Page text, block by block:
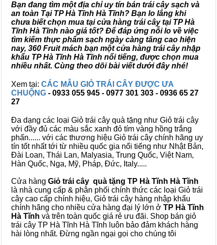
Bạn đang tìm một địa chỉ uy tín bán trái cây sạch và
an toàn Tại TP Hà Tĩnh Hà Tĩnh? Bạn lo lắng khi
chưa biết chọn mua tại cửa hàng trái cây tại TP Hà
Tĩnh Hà Tĩnh nào giá tốt? Để đáp ứng nỗi lo về việc
tìm kiếm thực phẩm sạch ngày càng tăng cao hiện
nay, 360 Fruit mách bạn một cửa hàng trái cây nhập
khẩu TP Hà Tĩnh Hà Tĩnh nổi tiếng, được chọn mua
nhiều nhất. Cùng theo dõi bài viết dưới đây nhé!
Xem tại: CÁC MẪU GIỎ TRÁI CÂY ĐƯỢC ƯA
CHUỘNG - 0933 055 945 - 0977 301 303 - 0936 65 27
27
Đa dạng các loại Giỏ trái cây quà tặng như Giỏ trái cây
với đầy đủ các màu sắc xanh đỏ tím vàng hồng trắng
phấn...... với các thương hiệu Giỏ trái cây chính hãng uy
tín tốt nhất tới từ nhiều quốc gia nổi tiếng như Nhật Bản,
Đài Loan, Thái Lan, Malyasia, Trung Quốc, Việt Nam,
Hàn Quốc, Nga, Mỹ, Pháp, Đức, Italy.....
Cửa hàng Giỏ trái cây quà tặng TP Hà Tĩnh Hà Tĩnh
là nhà cung cấp & phân phối chính thức các loại Giỏ trái
cây cao cấp chính hiệu, Giỏ trái cây hàng nhập khẩu
chính hãng cho nhiều cửa hàng đại lý lớn ở TP Hà Tĩnh
Hà Tĩnh và trên toàn quốc giá rẻ ưu đãi. Shop bán giỏ
trái cây TP Hà Tĩnh Hà Tĩnh luôn bảo đảm khách hàng
hài lòng nhất. Đừng ngần ngại gọi cho chúng tôi